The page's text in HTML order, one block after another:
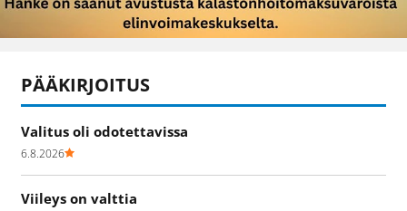
PÄÄKIRJOITUS
Valitus oli odotettavissa
6.8.2026
Viileys on valttia